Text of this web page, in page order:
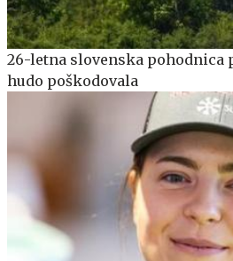
26-letna slovenska pohodnica
hudo poškodovala